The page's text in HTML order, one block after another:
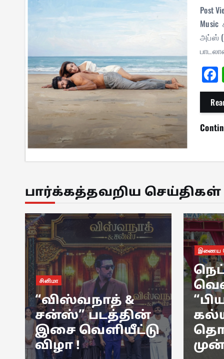
Post
அப்ஸ் (
பார்க்கத்தவறிய செய்திகள்
இணைய தொடர்
நெட்ஃப்ளிக்ஸ்
வெளியிட்ட
“பியார் பிரேமா
கல்யாணம்”
தொடரின்
முன்னோட்டம் !
சினிமா
ஆம்